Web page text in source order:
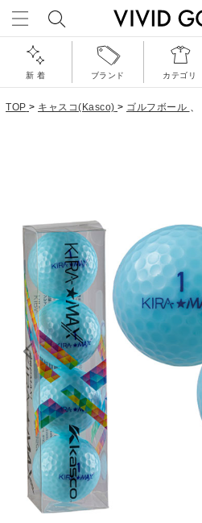
新 着 ブランド カテゴリ
TOP > キャスコ(Kasco) > ゴルフボール 、